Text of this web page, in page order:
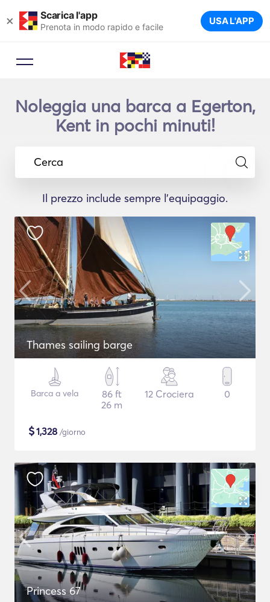
× Scarica l'app
Prenota in modo rapido e facile USA L'APP
Noleggia una barca a Egerton,
Kent in pochi minuti!
Cerca
Il prezzo include sempre l'equipaggio.
Thames sailing barge
Barca a vela
86 ft
26 m
12 Crociera 0
$1,328 /giorno
Princess 67